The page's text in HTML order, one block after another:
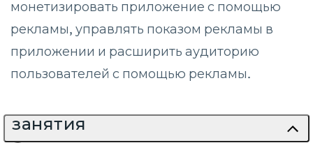
монетизировать приложение с помощью
рекламы, управлять показом рекламы в
приложении и расширить аудиторию
пользователей с помощью рекламы.
занятия